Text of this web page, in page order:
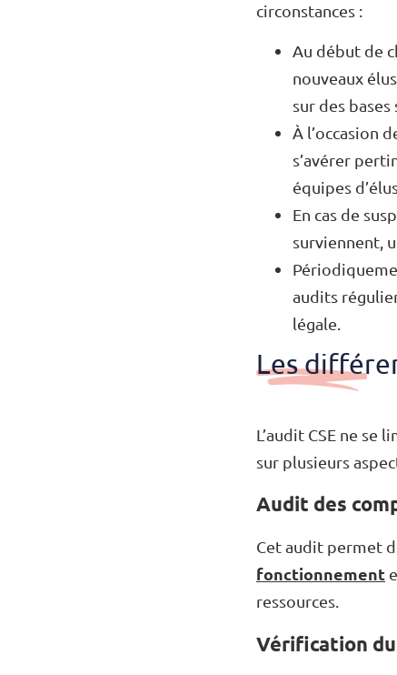
circonstances :
Au début de
nouveaux
sur des
À l’occasion
s’avérer
équipes
En cas de
surviennent,
audits
légale.
Les
L’audit CSE ne
sur plusieurs
Audit des
Cet audit permet
fonctionnement
ressources.
Vérification